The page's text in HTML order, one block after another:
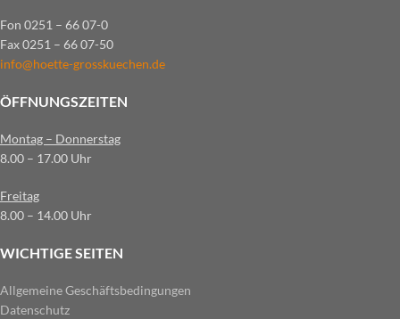
Fon 0251 – 66 07-0
Fax 0251 – 66 07-50
info@hoette-grosskuechen.de
ÖFFNUNGSZEITEN
Montag – Donnerstag
8.00 – 17.00 Uhr
Freitag
8.00 – 14.00 Uhr
WICHTIGE SEITEN
Allgemeine Geschäftsbedingungen
Datenschutz